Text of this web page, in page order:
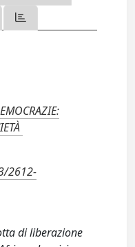
2612-
di liberazione